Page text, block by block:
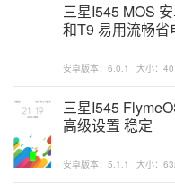
三星I545 MOS
和T9 易用流畅省
安卓版本：6.0.1 大小：
三星I545
高级设置 稳定
安卓版本：5.1.1 大小：